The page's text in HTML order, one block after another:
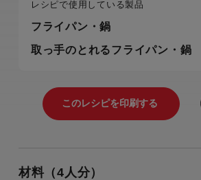
レシピで使用している製品
フライパン・鍋
取っ手のとれるフライパン・鍋
材料（4人分）